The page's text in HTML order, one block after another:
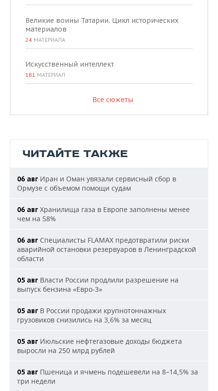
Великие воины Татарии. Цикл исторических
материалов
24 МАТЕРИАЛА
Искусственный интеллект
181 МАТЕРИАЛ
Все сюжеты
ЧИТАЙТЕ ТАКЖЕ
06 авг Иран и Оман увязали сервисный сбор в
Ормузе с объемом помощи судам
06 авг Хранилища газа в Европе заполнены менее
чем на 58%
06 авг Специалисты FLAMAX предотвратили риски
аварийной остановки резервуаров в Ленинградской
области
05 авг Власти России продлили разрешение на
выпуск бензина «Евро-3»
05 авг В России продажи крупнотоннажных
грузовиков снизились на 3,6% за месяц
05 авг Июльские нефтегазовые доходы бюджета
выросли на 250 млрд рублей
05 авг Пшеница и ячмень подешевели на 8–14,5% за
три недели